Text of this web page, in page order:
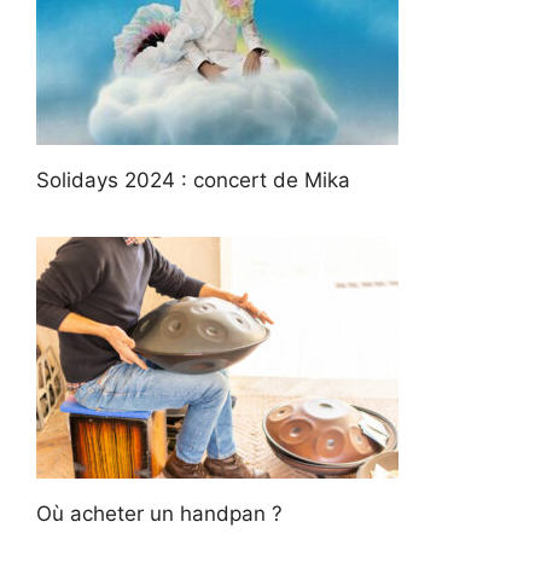
Solidays 2024 : concert de Mika
Où acheter un handpan ?